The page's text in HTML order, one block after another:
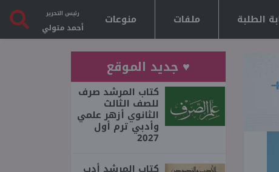
الطلبة ملفات منوعات رئيس التحرير
أحمد متولي
♥ جديد الموقع
كتاب المرشد صرف
للصف الثالث
الثانوي أزهر علمي
وأدبي ترم أول
2027